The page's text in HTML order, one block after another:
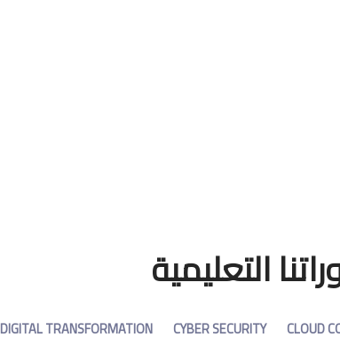
التعليمية
CLOUD
CYBER SECURITY
DIGITAL TRANSFORMATION